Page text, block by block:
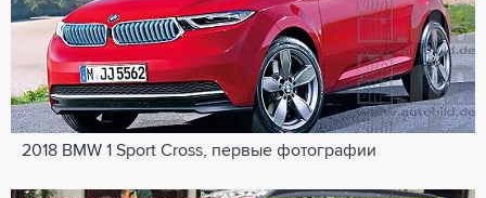
2018 BMW 1 Sport Cross, первые фотографии